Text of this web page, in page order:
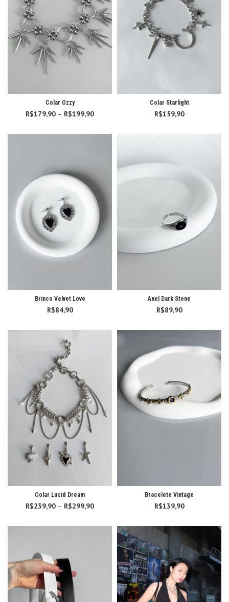
Colar Ozzy
R$179,90 – R$199,90
R$179,90
Colar Starlight
R$159,90
Brinco Velvet Love
R$84,90
Anel Dark Stone
R$89,90
Colar Lucid Dream
R$239,90 – R$299,90
R$239,90
através
R$299,90
Bracelete Vintage
R$139,90